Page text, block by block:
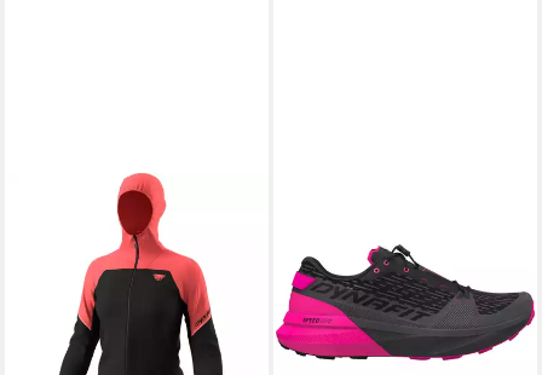
Funktionsjacke Alpine Wind
Jacke Damen - Dynafit
ab 118,95 €
UVP 130,00 €
leider ausverkauft
Damen - Dynafit
Outdoorschuh
ab 129,99 € UVP180,00 €
-28%
lieferbar - in 2-3 Werktagen bei dir